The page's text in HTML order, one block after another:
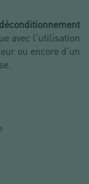
avec l'utilisation
ou encore d'un